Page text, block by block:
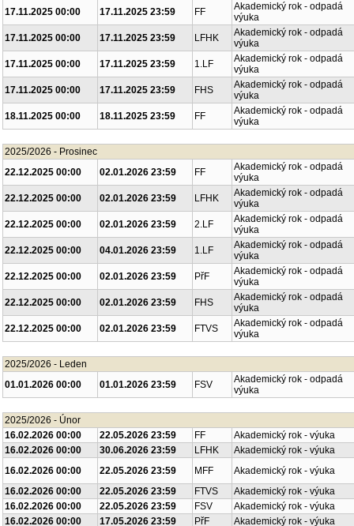
17.11.2025 00:00
17.11.2025 23:59 FF
Akademický rok - odpadá
výuka
17.11.2025 00:00
17.11.2025 23:59 LFHK
Akademický rok - odpadá
výuka
17.11.2025 00:00
17.11.2025 23:59 1.LF
Akademický rok - odpadá
výuka
17.11.2025 00:00
17.11.2025 23:59 FHS
Akademický rok - odpadá
výuka
18.11.2025 00:00
18.11.2025 23:59 FF
Akademický rok - odpadá
výuka
2025/2026 - Prosinec
22.12.2025 00:00
02.01.2026 23:59 FF
Akademický rok - odpadá
výuka
22.12.2025 00:00
02.01.2026 23:59 LFHK
Akademický rok - odpadá
výuka
22.12.2025 00:00
02.01.2026 23:59 2.LF
Akademický rok - odpadá
výuka
22.12.2025 00:00
04.01.2026 23:59 1.LF
Akademický rok - odpadá
výuka
22.12.2025 00:00
02.01.2026 23:59 PřF
Akademický rok - odpadá
výuka
22.12.2025 00:00
02.01.2026 23:59 FHS
Akademický rok - odpadá
výuka
22.12.2025 00:00
02.01.2026 23:59 FTVS
Akademický rok - odpadá
výuka
2025/2026 - Leden
01.01.2026 00:00
01.01.2026 23:59 FSV
Akademický rok - odpadá
výuka
2025/2026 - Únor
16.02.2026 00:00
22.05.2026 23:59 FF
Akademický rok - výuka
16.02.2026 00:00
30.06.2026 23:59 LFHK
Akademický rok - výuka
16.02.2026 00:00
22.05.2026 23:59 MFF
Akademický rok - výuka
16.02.2026 00:00
22.05.2026 23:59 FTVS
Akademický rok - výuka
16.02.2026 00:00
22.05.2026 23:59 FSV
Akademický rok - výuka
16.02.2026 00:00
17.05.2026 23:59 PřF Akademický rok - výuka